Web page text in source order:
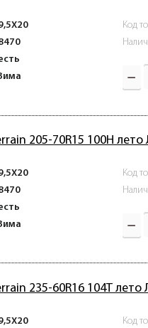
Код
205-70R15 100H лето
Код
235-60R16 104T лето
Код